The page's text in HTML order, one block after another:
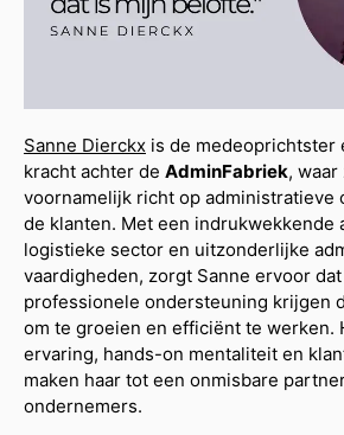
Sanne Dierckx is de medeoprichtster
kracht achter de AdminFabriek,
voornamelijk richt op administratieve
de klanten. Met een indrukwekkende
logistieke sector en uitzonderlijke
vaardigheden, zorgt Sanne ervoor
professionele ondersteuning krijgen
om te groeien en efficiënt te werken.
ervaring, hands-on mentaliteit en
maken haar tot een onmisbare
ondernemers.